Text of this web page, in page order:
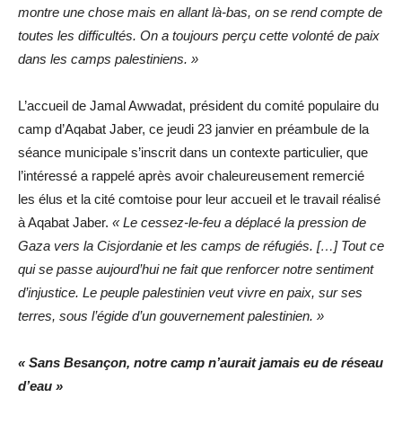
montre une chose mais en allant là-bas, on se rend compte de
toutes les difficultés. On a toujours perçu cette volonté de paix
dans les camps palestiniens. »
L’accueil de Jamal Awwadat, président du comité populaire du
camp d’Aqabat Jaber, ce jeudi 23 janvier en préambule de la
séance municipale s’inscrit dans un contexte particulier, que
l’intéressé a rappelé après avoir chaleureusement remercié
les élus et la cité comtoise pour leur accueil et le travail réalisé
à Aqabat Jaber. « Le cessez-le-feu a déplacé la pression de
Gaza vers la Cisjordanie et les camps de réfugiés. […] Tout ce
qui se passe aujourd’hui ne fait que renforcer notre sentiment
d’injustice. Le peuple palestinien veut vivre en paix, sur ses
terres, sous l’égide d’un gouvernement palestinien. »
« Sans Besançon, notre camp n’aurait jamais eu de réseau
d’eau »